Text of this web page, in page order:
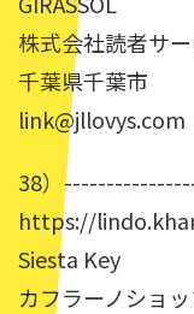
株式会社読者サ
千葉県千葉市
link@jllovys.com
38）
https://
Siesta Key
カフラーノショ